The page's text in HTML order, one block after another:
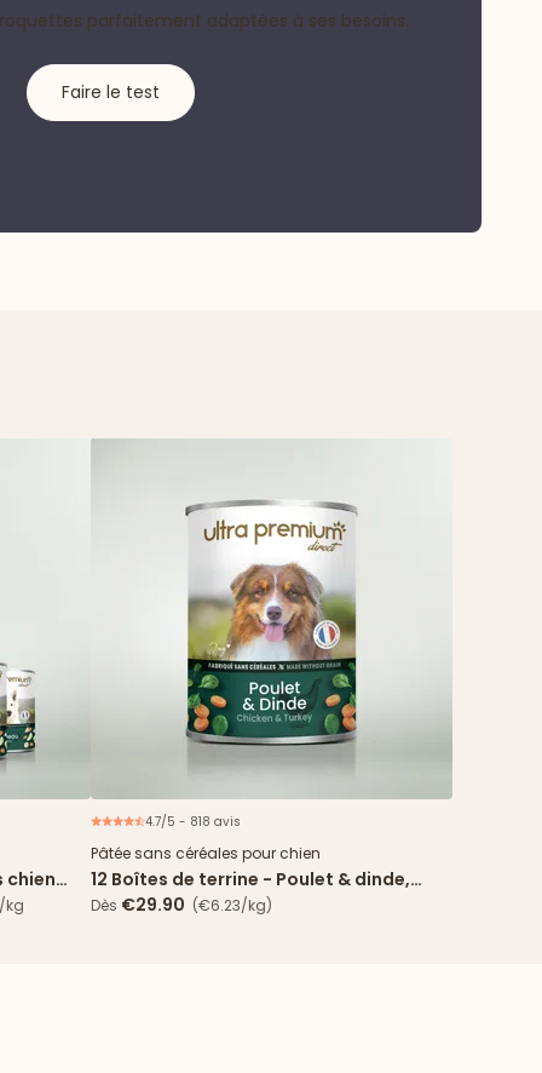
parfaitement adaptées à ses besoins.
Faire le test
chien
kg
4.7/5 - 818 avis
Pâtée sans céréales pour chien
12 Boîtes de terrine - Poulet & dinde,
carotte, épinard
Dès €29.90 (€6.23/kg)